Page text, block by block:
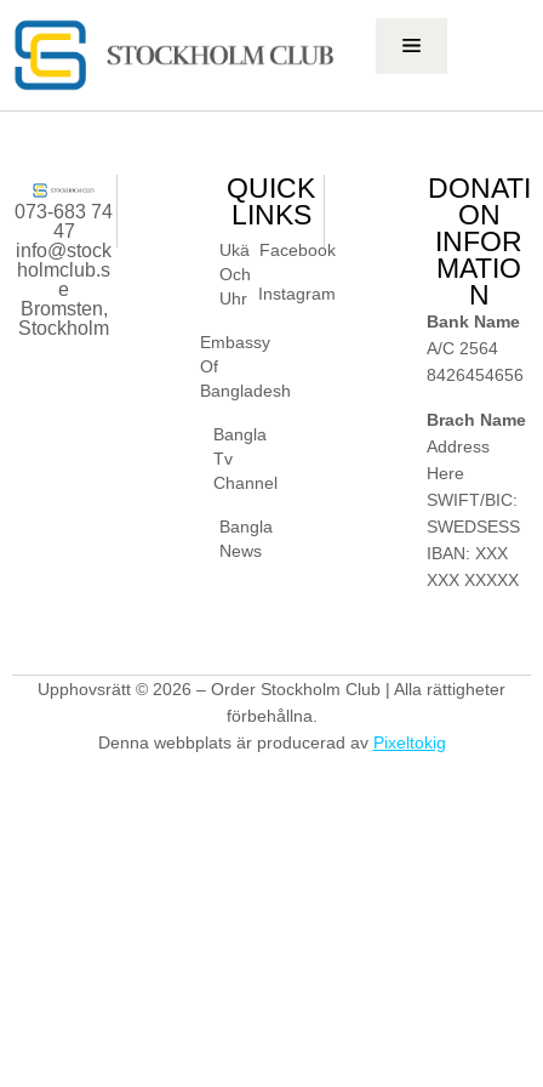
073-683 74
47
info@stock
holmclub.s
e
Bromsten,
Stockholm
QUICK
LINKS
Ukä
Och
Uhr
Embassy
Of
Bangladesh
Bangla
Tv
Channel
Bangla
News
Facebook
Instagram
DONATI
ON
INFOR
MATIO
N
Bank Name
A/C 2564
8426454656
Brach Name
Address
Here
SWIFT/BIC:
SWEDSESS
IBAN: XXX
XXX XXXXX
Upphovsrätt © 2026 – Order Stockholm Club | Alla rättigheter
förbehållna.
Denna webbplats är producerad av Pixeltokig